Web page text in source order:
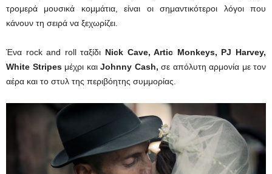
τρομερά μουσικά κομμάτια, είναι οι σημαντικότεροι λόγοι που
κάνουν τη σειρά να ξεχωρίζει.
Ένα rock and roll ταξίδι Nick Cave, Artic Monkeys, PJ Harvey,
White Stripesμέχρι και Johnny Cash, σε απόλυτη αρμονία με τον
αέρα και το στυλ της περιβόητης συμμορίας.